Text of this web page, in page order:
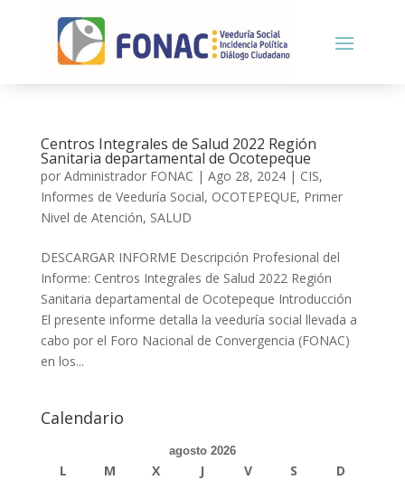
Centros Integrales de Salud 2022 Región
Sanitaria departamental de Ocotepeque
por Administrador FONAC | Ago 28, 2024| CIS,
Informes de Veeduría Social, OCOTEPEQUE, Primer
Nivel de Atención, SALUD
DESCARGAR INFORME Descripción Profesional del
Informe: Centros Integrales de Salud 2022 Región
Sanitaria departamental de Ocotepeque Introducción
El presente informe detalla la veeduría social llevada a
cabo por el Foro Nacional de Convergencia (FONAC)
en los...
Calendario
agosto 2026
L M X J V S
D